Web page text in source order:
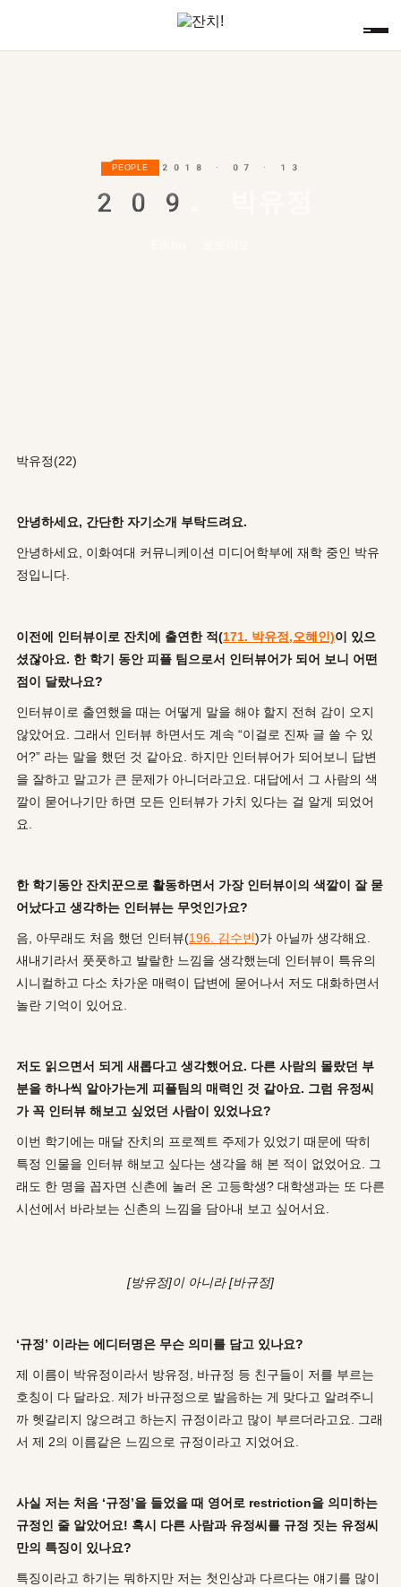
PEOPLE 2018 · 07 · 13
209.
박유정(22)
안녕하세요, 간단한 자기소개 부탁드려요.
안녕하세요, 이화여대 커뮤니케이션 미디어학부에 재학 중인 박유
정입니다.
이전에 인터뷰이로 잔치에 출연한 적(171. 박유정,오혜인)이 있으
셨잖아요. 한 학기 동안 피플 팀으로서 인터뷰어가 되어 보니 어떤
점이 달랐나요?
인터뷰이로 출연했을 때는 어떻게 말을 해야 할지 전혀 감이 오지
않았어요. 그래서 인터뷰 하면서도 계속 “이걸로 진짜 글 쓸 수 있
어?” 라는 말을 했던 것 같아요. 하지만 인터뷰어가 되어보니 답변
을 잘하고 말고가 큰 문제가 아니더라고요. 대답에서 그 사람의 색
깔이 묻어나기만 하면 모든 인터뷰가 가치 있다는 걸 알게 되었어
요.
한 학기동안 잔치꾼으로 활동하면서 가장 인터뷰이의 색깔이 잘 묻
어났다고 생각하는 인터뷰는 무엇인가요?
음, 아무래도 처음 했던 인터뷰(196. 김수빈)가 아닐까 생각해요.
새내기라서 풋풋하고 발랄한 느낌을 생각했는데 인터뷰이 특유의
시니컬하고 다소 차가운 매력이 답변에 묻어나서 저도 대화하면서
놀란 기억이 있어요.
저도 읽으면서 되게 새롭다고 생각했어요. 다른 사람의 몰랐던 부
분을 하나씩 알아가는게 피플팀의 매력인 것 같아요. 그럼 유정씨
가 꼭 인터뷰 해보고 싶었던 사람이 있었나요?
이번 학기에는 매달 잔치의 프로젝트 주제가 있었기 때문에 딱히
특정 인물을 인터뷰 해보고 싶다는 생각을 해 본 적이 없었어요. 그
래도 한 명을 꼽자면 신촌에 놀러 온 고등학생? 대학생과는 또 다른
시선에서 바라보는 신촌의 느낌을 담아내 보고 싶어서요.
[방유정]이 아니라 [바규정]
‘규정’ 이라는 에디터명은 무슨 의미를 담고 있나요?
제 이름이 박유정이라서 방유정, 바규정 등 친구들이 저를 부르는
호칭이 다 달라요. 제가 바규정으로 발음하는 게 맞다고 알려주니
까 헷갈리지 않으려고 하는지 규정이라고 많이 부르더라고요. 그래
서 제 2의 이름같은 느낌으로 규정이라고 지었어요.
사실 저는 처음 ‘규정’을 들었을 때 영어로 restriction을 의미하는
규정인 줄 알았어요! 혹시 다른 사람과 유정씨를 규정 짓는 유정씨
만의 특징이 있나요?
특징이라고 하기는 뭐하지만 저는 첫인상과 다르다는 얘기를 많이